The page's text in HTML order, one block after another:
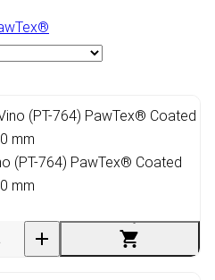
(PT-764) PawTex® Coated
mm